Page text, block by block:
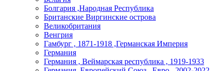
Болгария ,Народная Республика
Британские Виргинские острова
Великобритания
Венгрия
Гамбург , 1871-1918 ,Германская Империя
Германия
Германия , Веймарская республика , 1919-1933